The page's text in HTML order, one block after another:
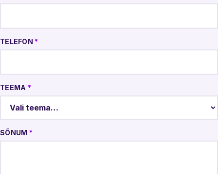
TELEFON*
TEEMA *
SÕNUM *